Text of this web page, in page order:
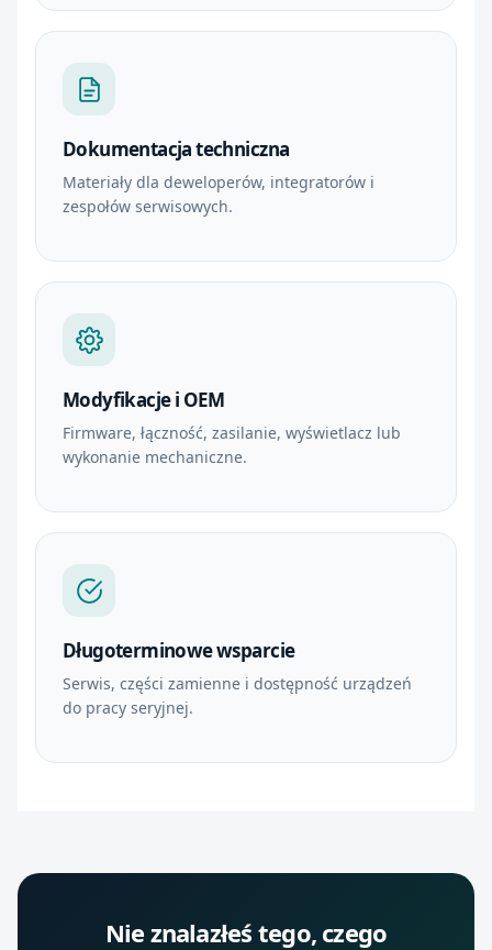
Dokumentacja techniczna
Materiały dla deweloperów, integratorów i
zespołów serwisowych.
Modyfikacje i OEM
Firmware, łączność, zasilanie, wyświetlacz lub
wykonanie mechaniczne.
Długoterminowe wsparcie
Serwis, części zamienne i dostępność urządzeń
do pracy seryjnej.
Nie znalazłeś tego, czego